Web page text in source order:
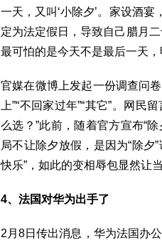
一天，又叫‘小除夕’。家设酒
定为法定假日，导致自己腊月
最可怕的是今天不是最后一天
官媒在微博上发起一份调查问
上”“不回家过年”“其它”。网
么选？”此前，随着官方宣布“
局不让除夕放假，是因为“除夕
快乐”，如此的变相辱包显然让
4、法国对华为出手了
2月8日传出消息，华为法国办